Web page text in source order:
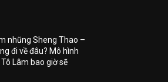
nhũng Sheng Thao –
đi về đâu? Mô hình
Tô Lâm bao giờ sẽ